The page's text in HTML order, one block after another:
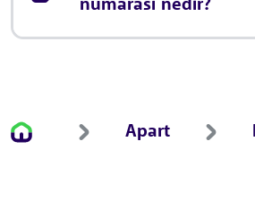
numarası nedir?
Apart